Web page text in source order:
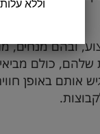
ובהם מנחים,
שלהם, כולם
אותם באופן
וללא עלות